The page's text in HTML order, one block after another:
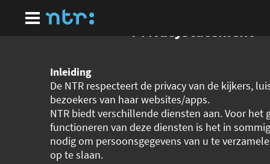
hoofdinhoud
Privacystatement
Inleiding
De NTR respecteert de privacy van de kijkers,
bezoekers van haar websites/apps.
NTR biedt verschillende diensten aan. Voor het
functioneren van deze diensten is het in
nodig om persoonsgegevens van u te
op te slaan.